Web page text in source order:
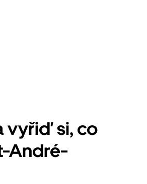
vyřiď si, co
André-